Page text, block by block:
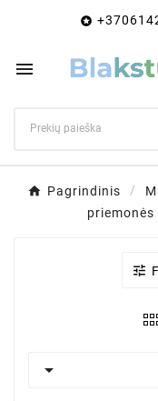


Pagrindinis
priemonės

